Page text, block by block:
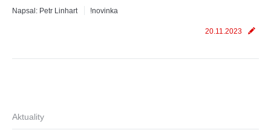
Napsal: Petr Linhart !novinka
20.11.2023
Aktuality